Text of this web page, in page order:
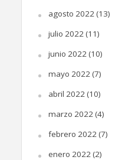
agosto 2022(13)
julio 2022(11)
junio 2022(10)
mayo 2022(7)
abril 2022(10)
marzo 2022(4)
febrero 2022(7)
enero 2022(2)